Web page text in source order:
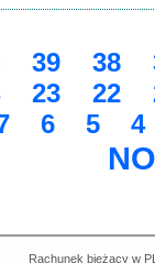
39 38
23 22
6 5 4
Rachunek bieżący w